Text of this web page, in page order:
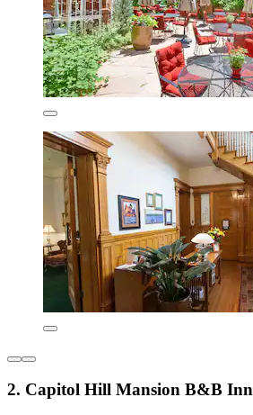
2. Capitol Hill Mansion B&B Inn